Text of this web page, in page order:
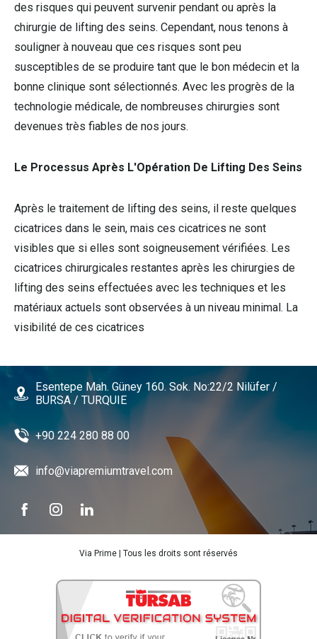
des risques qui peuvent survenir pendant ou après la
chirurgie de lifting des seins. Cependant, nous tenons à
souligner à nouveau que ces risques sont peu
susceptibles de se produire tant que le bon médecin et la
bonne clinique sont sélectionnés. Avec les progrès de la
technologie médicale, de nombreuses chirurgies sont
devenues très fiables de nos jours.
Le Processus Après L'Opération De Lifting Des Seins
Après le traitement de lifting des seins, il reste quelques
cicatrices dans le sein, mais ces cicatrices ne sont
visibles que si elles sont soigneusement vérifiées. Les
cicatrices chirurgicales restantes après les chirurgies de
lifting des seins effectuées avec les techniques et les
matériaux actuels sont observées à un niveau minimal. La
visibilité de ces cicatrices
Esentepe Mah. Güney 160. Sok. No:22/2 Nilüfer /
BURSA / TURQUIE
+90 224 280 88 00
info@viapremiumtravel.com
Via Prime | Tous les droits sont réservés